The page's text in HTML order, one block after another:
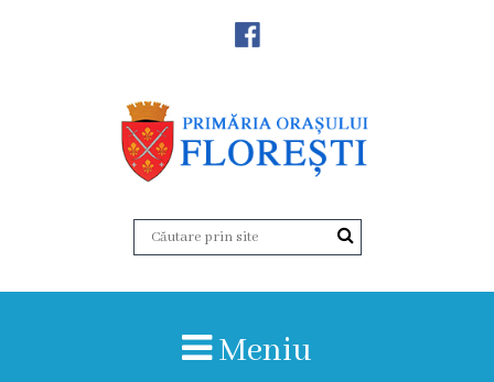
Primăria
Meniu